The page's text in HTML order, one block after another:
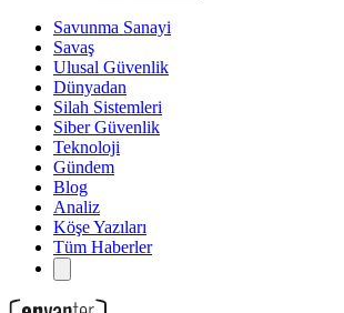
Savunma Sanayi
Savaş
Ulusal Güvenlik
Dünyadan
Silah Sistemleri
Siber Güvenlik
Teknoloji
Gündem
Blog
Analiz
Köşe Yazıları
Tüm Haberler